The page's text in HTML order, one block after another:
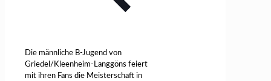
Die männliche B-Jugend von
Griedel/Kleenheim-Langgöns feiert
mit ihren Fans die Meisterschaft in